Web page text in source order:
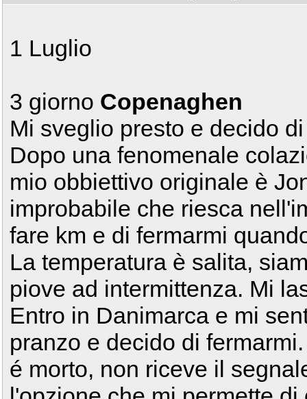
1 Luglio
3 giorno Copenaghen
Mi sveglio presto e decido
Dopo una fenomenale
mio obbiettivo originale è
improbabile che riesca
fare km e di fermarmi
La temperatura è salita,
piove ad intermittenza. Mi
Entro in Danimarca e mi
pranzo e decido di
é morto, non riceve il